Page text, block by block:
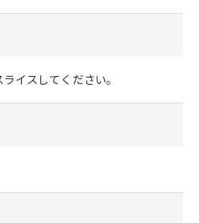
イスしてください。